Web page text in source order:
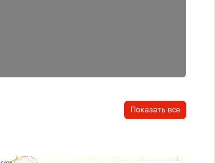
Показать все